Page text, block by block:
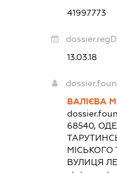
41997773
13.03.18
ВАЛІЄВА
68540,
МІСЬКОГО
ВУЛИЦЯ